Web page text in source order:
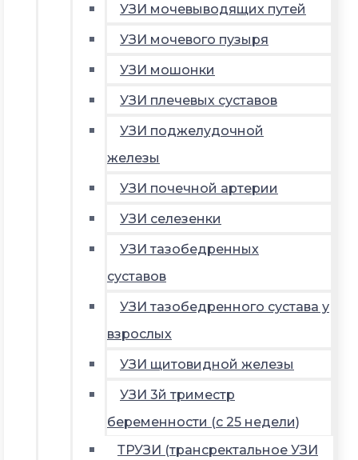
УЗИ мочевыводящих путей
УЗИ мочевого пузыря
УЗИ мошонки
УЗИ плечевых суставов
УЗИ поджелудочной
железы
УЗИ почечной артерии
УЗИ селезенки
УЗИ тазобедренных
суставов
УЗИ тазобедренного сустава у
взрослых
УЗИ щитовидной железы
УЗИ 3й триместр
беременности (с 25 недели)
ТРУЗИ (трансректальное УЗИ